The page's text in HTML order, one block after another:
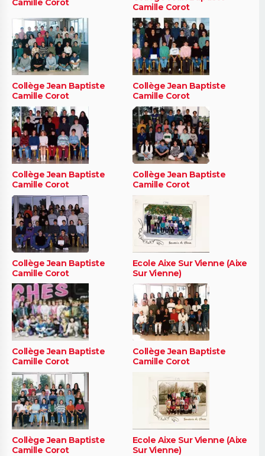
Camille Corot
Collège Jean Baptiste
Camille Corot
Collège Jean Baptiste
Camille Corot
Collège Jean Baptiste
Camille Corot
Collège Jean Baptiste
Camille Corot
Collège Jean Baptiste
Camille Corot
Ecole Aixe Sur Vienne (Aixe
Sur Vienne)
Collège Jean Baptiste
Camille Corot
Collège Jean Baptiste
Camille Corot
Collège Jean Baptiste
Camille Corot
Ecole Aixe Sur Vienne (Aixe
Sur Vienne)